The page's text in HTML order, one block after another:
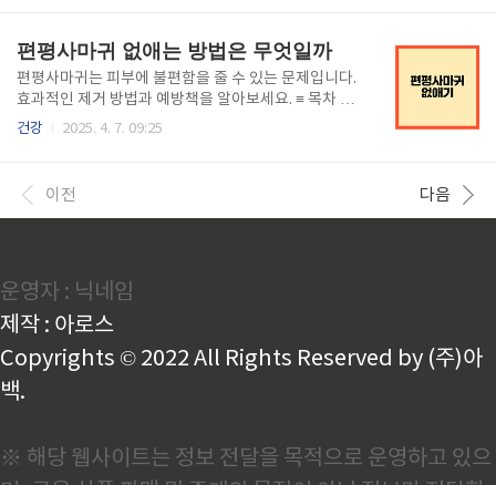
는 환자는 반..
편평사마귀 없애는 방법은 무엇일까
편평사마귀는 피부에 불편함을 줄 수 있는 문제입니다.
효과적인 제거 방법과 예방책을 알아보세요. ≡ 목차 편
평사마귀 이해하기 ..
건강 2025. 4. 7. 09:25
이전 다음
운영자 : 닉네임
제작 : 아로스
Copyrights © 2022 All Rights Reserved by (주)아
백.
※ 해당 웹사이트는 정보 전달을 목적으로 운영하고 있으